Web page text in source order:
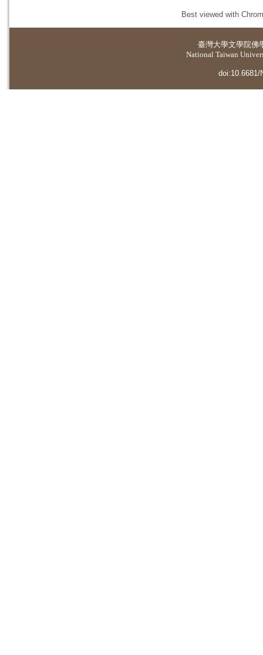
Best viewed with
臺灣大學文學院佛
National Taiwan
doi:10.6681/